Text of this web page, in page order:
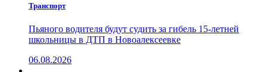
Транспорт
Пьяного водителя будут судить за гибель 15-летней
школьницы в ДТП в Новоалексеевке
06.08.2026